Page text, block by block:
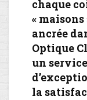
chaque
«
ancrée
Optique
un
la